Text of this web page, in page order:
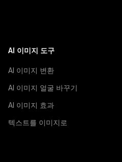
AI 이미지 도구
AI 이미지 변환
AI 이미지 얼굴 바꾸기
AI 이미지 효과
텍스트를 이미지로